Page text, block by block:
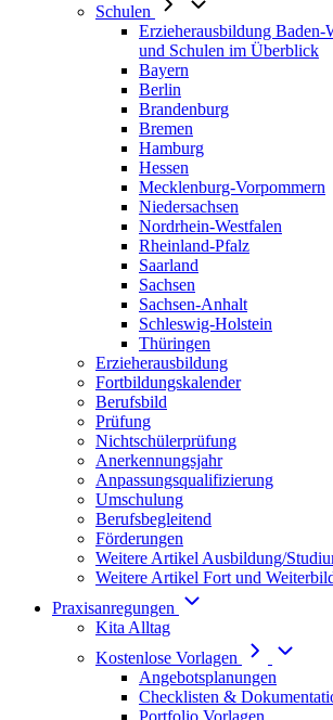
Schulen
Erzieherausbildung Baden-
und Schulen im Überblick
Bayern
Berlin
Brandenburg
Bremen
Hamburg
Hessen
Mecklenburg-Vorpommern
Niedersachsen
Nordrhein-Westfalen
Rheinland-Pfalz
Saarland
Sachsen
Sachsen-Anhalt
Schleswig-Holstein
Thüringen
Erzieherausbildung
Fortbildungskalender
Berufsbild
Prüfung
Nichtschülerprüfung
Anerkennungsjahr
Anpassungsqualifizierung
Umschulung
Berufsbegleitend
Förderungen
Weitere Artikel Ausbildung/
Weitere Artikel Fort und
Praxisanregungen
Kita Alltag
Kostenlose Vorlagen
Angebotsplanungen
Checklisten &
Portfolio Vorlagen